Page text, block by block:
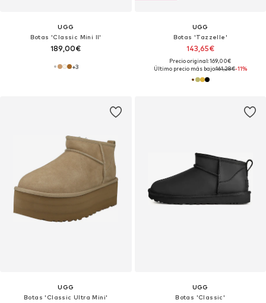
UGG
Botas 'Classic Mini II'
189,00€
+3
UGG
Botas 'Tazzelle'
143,65€
Precio original: 169,00€
Último precio más bajo:161,28€-11%
UGG
Botas 'Classic Ultra Mini'
UGG
Botas 'Classic'